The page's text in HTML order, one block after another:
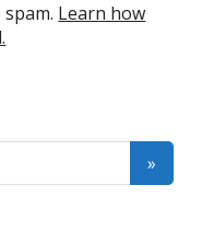
Learn how